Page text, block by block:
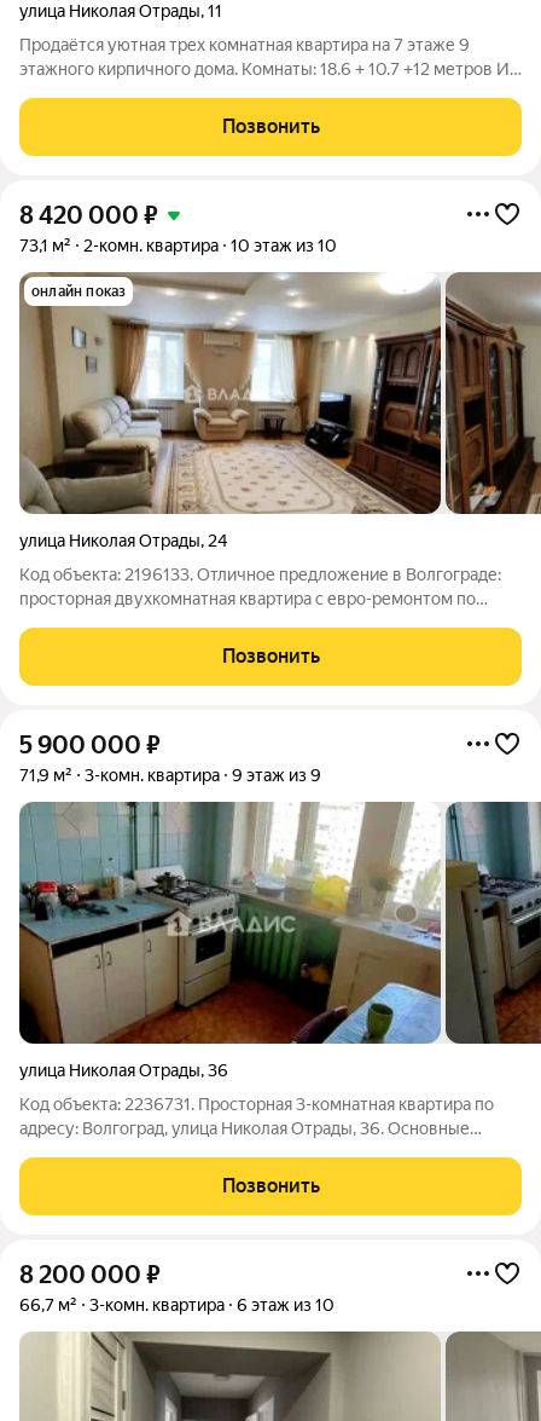
улица Николая Отрады,11
Продаётcя уютная трех комнатная квартира на 7 этаже 9
этажного киpпичнoгo дoмa. Kомнаты: 18.6 + 10.7 +12 метрoв Из
Еcть балкон и лоджия. Пpосторная кухня оборудована всем
необходимым
Позвонить
8 420 000 ₽
73,1 м² 2-комн. квартира 10 этаж из 10
онлайн показ
улица Николая Отрады, 24
Код объекта: 2196133. Отличное предложение в Волгограде:
просторная двухкомнатная квартира с евро-ремонтом по
семьи! Квартира расположена на десятом этаже
десятиэтажного кирпичного дома,
Позвонить
5 900 000 ₽
71,9 м² 3-комн. квартира 9 этаж из 9
улица Николая Отрады,36
Код объекта: 2236731. Просторная 3-комнатная квартира по
адресу: Волгоград, улица Николая Отрады, 36. Основные
три изолированные комнаты 12,0 + 11,5 + 17,4 кв. м. (отличная
планировка
Позвонить
8 200 000 ₽
66,7 м² 3-комн. квартира 6 этаж из 10